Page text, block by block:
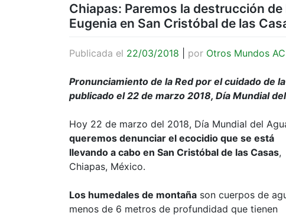
Chiapas: Paremos la destrucción
Eugenia en San Cristóbal de las
Publicada el 22/03/2018 por Otros Mundos AC
Pronunciamiento de la Red por el cuidado de
publicado el 22 de marzo 2018, Día Mundial
Hoy 22 de marzo del 2018, Día Mundial del
queremos denunciar el ecocidio que se está
llevando a cabo en San Cristóbal de las Casas,
Chiapas, México.
Los humedales de montaña son cuerpos de
menos de 6 metros de profundidad que tienen